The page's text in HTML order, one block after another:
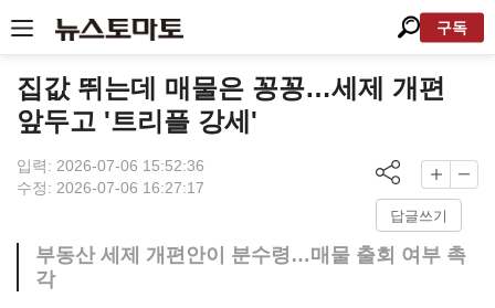
구독
집값 뛰는데 매물은 꽁꽁…세제 개편
앞두고 '트리플 강세'
입력: 2026-07-06 15:52:36
수정: 2026-07-06 16:27:17
답글쓰기
부동산 세제 개편안이 분수령…매물 출회 여부 촉
각